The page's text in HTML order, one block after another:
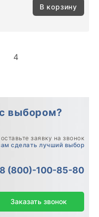
В корзину
4
выбором?
заявку на звонок
сделать лучший выбор
8 (800)-100-85-80
Заказать звонок